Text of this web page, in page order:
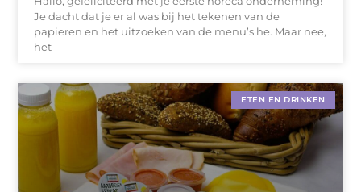
Je dacht dat je er al was bij het tekenen van de
papieren en het uitzoeken van de menu’s he. Maar nee,
het
ETEN EN DRINKEN